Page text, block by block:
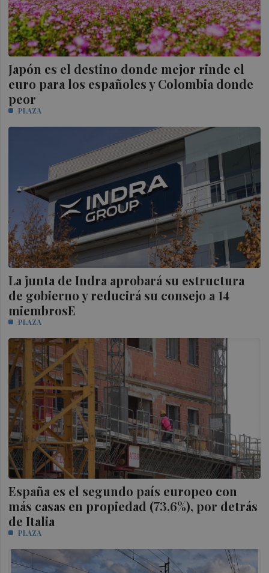
Japón es el destino donde mejor rinde el
euro para los españoles y Colombia donde
peor
PLAZA
La junta de Indra aprobará su estructura
de gobierno y reducirá su consejo a 14
miembrosE
PLAZA
España es el segundo país europeo con
más casas en propiedad (73,6%), por detrás
de Italia
PLAZA